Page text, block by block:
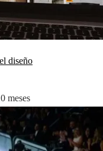
diseño
meses